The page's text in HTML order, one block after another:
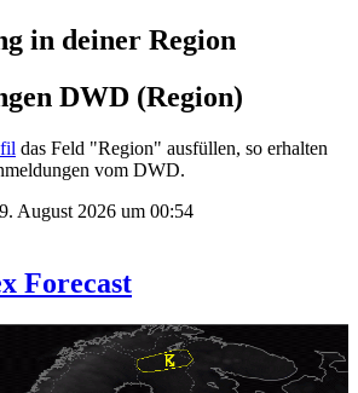
in deiner Region
DWD (Region)
das Feld "Region" ausfüllen, so erhalten
vom DWD.
9. August 2026 um 00:54
Forecast